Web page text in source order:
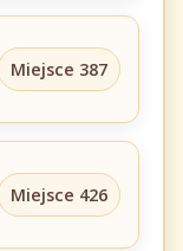
Miejsce 387
Miejsce 426